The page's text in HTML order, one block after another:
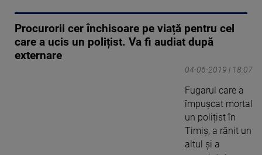
Procurorii cer închisoare pe viață pentru cel
care a ucis un polițist. Va fi audiat după
externare
04-06-2019 | 18:07
Fugarul care a
împușcat mortal
un polițist în
Timiș, a rănit un
altul și a